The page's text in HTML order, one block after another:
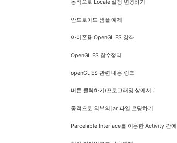
동적으로 Locale 설정 변경하기
안드로이드 샘플 예제
아이폰용 OpenGL ES 강좌
OpenGL ES 함수정리
openGL ES 관련 내용 링크
버튼 클릭하기(프로그래밍 상에서..)
동적으로 외부의 jar 파일 로딩하기
Parcelable Interface를 이용한 Activity 간에